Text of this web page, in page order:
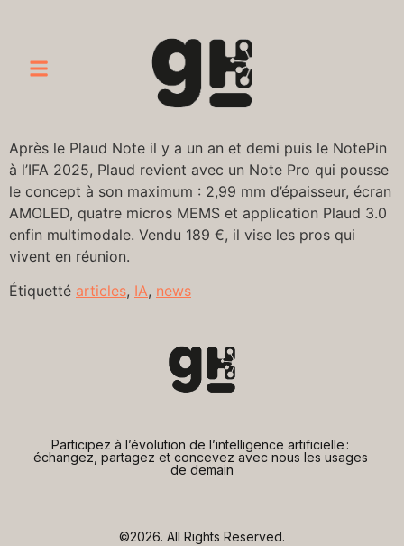
Après le Plaud Note il y a un an et demi puis le NotePin
à l’IFA 2025, Plaud revient avec un Note Pro qui pousse
le concept à son maximum : 2,99 mm d’épaisseur, écran
AMOLED, quatre micros MEMS et application Plaud 3.0
enfin multimodale. Vendu 189 €, il vise les pros qui
vivent en réunion.
Étiquetté articles, IA, news
Participez à l’évolution de l’intelligence artificielle :
échangez, partagez et concevez avec nous les usages
de demain
©2026. All Rights Reserved.